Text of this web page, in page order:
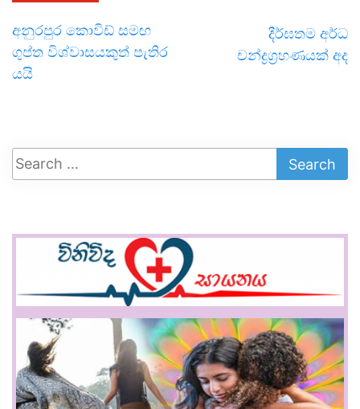
අනුරපුර කොවිඩ් සමඟ
ගුප්ත විශ්වාසයකුත් පැතිර
යයි
දීර්ඝතම අර්ධ
චන්ද්‍රග්‍රහණයක් අද